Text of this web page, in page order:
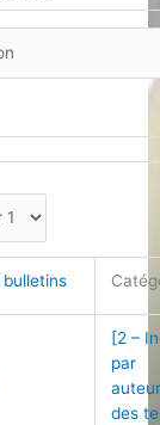
bulletins
[2 –
par
des